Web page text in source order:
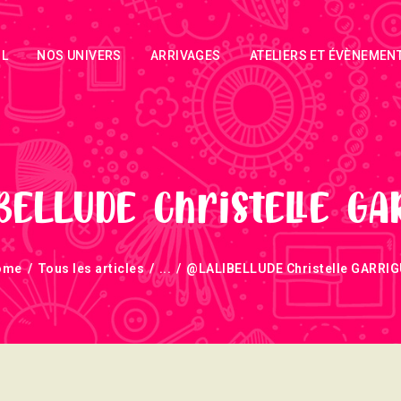
NOS UNIVERS ARRIVAGES ATELIERS ET
Christelle
Tous les articles ... @LALIBELLUDE Christelle
ACCUEIL
NOS UNIVERS
ARRIVAGES
ATELIERS ET
ÉVÈNEMENTS
INFOS
ÉVÈNEMENTS
NEWSLETTERS